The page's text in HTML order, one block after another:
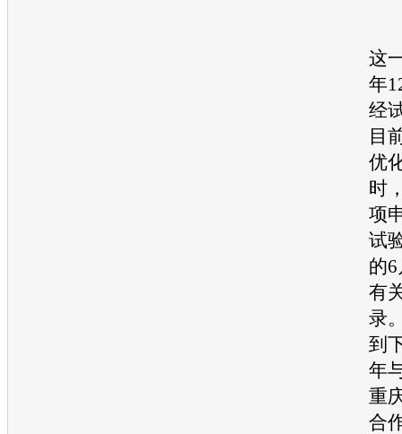
这
年
经
目
优
时
项
试
的
有
录
到
年
重
合